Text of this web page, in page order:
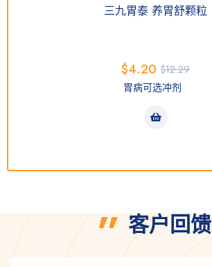
三九胃泰 养胃舒颗粒
$12.29
$4.20
胃病可选冲剂
客户回馈